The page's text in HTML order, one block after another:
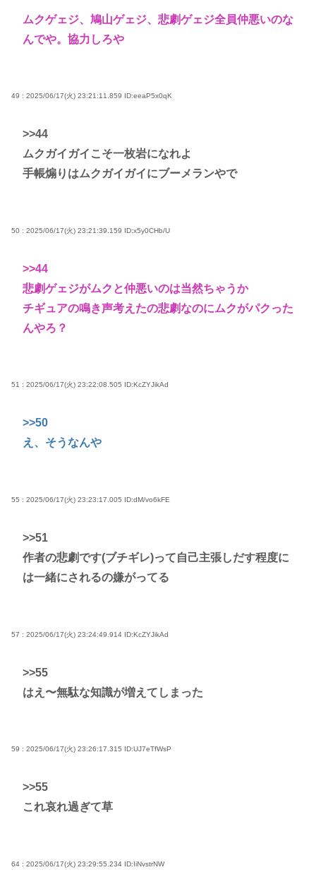
ムクゲェジ、鳩山ゲェジ、悲劇ゲェジ全員仲悪いのな
んでや。協力しろや
49 : 2025/06/17(火) 23:21:11.859 ID:eeaP5x0qK
>>44
ムクガイガイこそ一枚岩になれよ
手帳煽りはムクガイガイにブーメランやで
50 : 2025/06/17(火) 23:21:39.159 ID:x5y0CHb/U
>>44
悲劇ゲェジがムクと仲悪いのは当然ちゃうか
チギュアの鳴き声考えたの悲劇なのにムクがパクった
んやろ？
51 : 2025/06/17(火) 23:22:08.505 ID:KcZYJikAd
>>50
え、そうなんや
55 : 2025/06/17(火) 23:23:17.005 ID:dM/vo6kFE
>>51
作者の悲劇です(ブチギレ)って自己主張しだす程度に
は一緒にされるの嫌がってる
57 : 2025/06/17(火) 23:24:49.914 ID:KcZYJikAd
>>55
はえ〜無駄な知識が増えてしまった
59 : 2025/06/17(火) 23:26:17.315 ID:UJ7eTfWsP
>>55
これ哀れ過ぎて草
64 : 2025/06/17(火) 23:29:55.234 ID:IiNvstrNW